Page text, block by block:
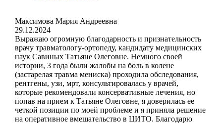
Максимова Мария Андреевна
29.12.2024
Выражаю огромную благодарность и признательность
врачу травматологу-ортопеду, кандидату медицинских
наук Савиных Татьяне Олеговне. Немного своей
истории, 3 года были жалобы на боль в колене
(застарелая травма мениска) проходила обследования,
рентгены, узи, мрт, консультировалась у врачей,
которые рекомендовали консервативные лечения, но
попав на прием к Татьяне Олеговне, я доверилась ее
четкой позиции по моей проблеме и я приняла решение
на оперативное вмешательство в ЦИТО. Благодарю